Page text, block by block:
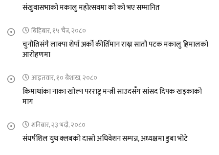
संखुवासभाको मकालु महोत्सवमा को को भए सम्मानित
बिहिबार, १५ चैत्र, २०८०
चुनौतिसंगै लाक्पा शेर्पा अर्को कीर्तिमान राख्न सातौ पटक मकालु हिमालको
आरोहणमा
आइतवार, १० बैशाख, २०८०
किमाथांका नाका खोल्न परराष्ट्र मन्त्री साउदसँग सांसद दिपक खड्काको
माग
शनिबार, २३ भदौ, २०८०
संघर्षशिल युथ क्लबको दास्रो अधिवेशन सम्पन्न, अध्यक्षमा डुबा भोटे